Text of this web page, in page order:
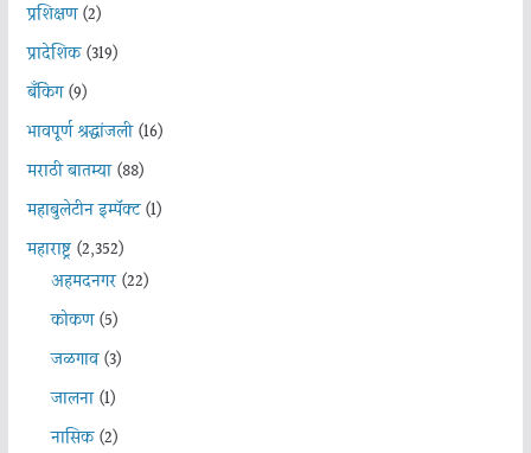
प्रशिक्षण(2)
प्रादेशिक(319)
बँकिंग(9)
भावपूर्ण श्रद्धांजली(16)
मराठी बातम्या(88)
महाबुलेटीन इम्पॅक्ट(1)
महाराष्ट्र(2,352)
अहमदनगर(22)
कोकण(5)
जळगाव(3)
जालना(1)
नासिक(2)